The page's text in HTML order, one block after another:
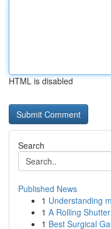
HTML is disabled
Search
Published News
1 Understanding
1 A Rolling
1 Best Surgical